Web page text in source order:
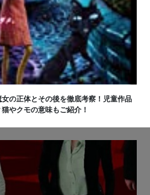
の正体とその後を徹底考察！児童作品
やクモの意味もご紹介！